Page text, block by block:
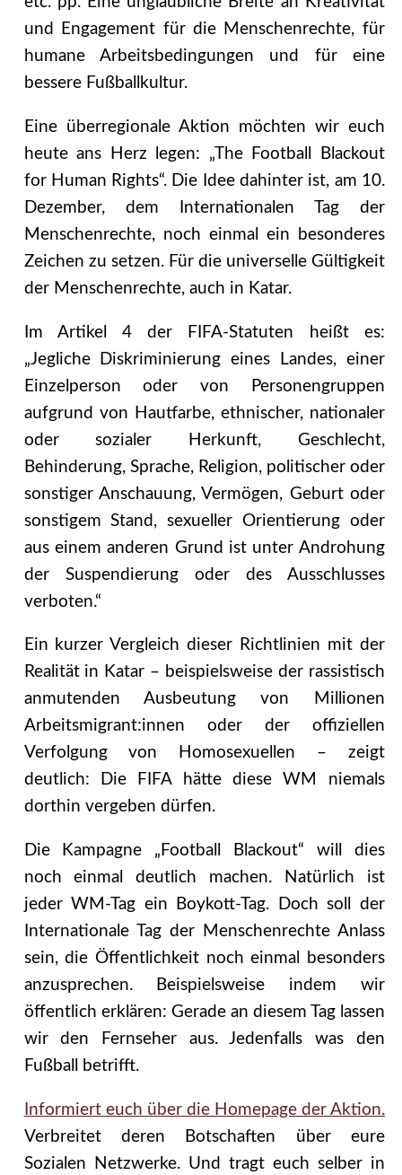
und Engagement für die Menschenrechte, für
humane Arbeitsbedingungen und für eine
bessere Fußballkultur.
Eine überregionale Aktion möchten wir euch
heute ans Herz legen: „The Football Blackout
for Human Rights“. Die Idee dahinter ist, am 10.
Dezember, dem Internationalen Tag der
Menschenrechte, noch einmal ein besonderes
Zeichen zu setzen. Für die universelle Gültigkeit
der Menschenrechte, auch in Katar.
Im Artikel 4 der FIFA-Statuten heißt es:
„Jegliche Diskriminierung eines Landes, einer
Einzelperson oder von Personengruppen
aufgrund von Hautfarbe, ethnischer, nationaler
oder sozialer Herkunft, Geschlecht,
Behinderung, Sprache, Religion, politischer oder
sonstiger Anschauung, Vermögen, Geburt oder
sonstigem Stand, sexueller Orientierung oder
aus einem anderen Grund ist unter Androhung
der Suspendierung oder des Ausschlusses
verboten.“
Ein kurzer Vergleich dieser Richtlinien mit der
Realität in Katar – beispielsweise der rassistisch
anmutenden Ausbeutung von Millionen
Arbeitsmigrant:innen oder der offiziellen
Verfolgung von Homosexuellen – zeigt
deutlich: Die FIFA hätte diese WM niemals
dorthin vergeben dürfen.
Die Kampagne „Football Blackout“ will dies
noch einmal deutlich machen. Natürlich ist
jeder WM-Tag ein Boykott-Tag. Doch soll der
Internationale Tag der Menschenrechte Anlass
sein, die Öffentlichkeit noch einmal besonders
anzusprechen. Beispielsweise indem wir
öffentlich erklären: Gerade an diesem Tag lassen
wir den Fernseher aus. Jedenfalls was den
Fußball betrifft.
Informiert euch über die Homepage der Aktion.
Verbreitet deren Botschaften über eure
Sozialen Netzwerke. Und tragt euch selber in